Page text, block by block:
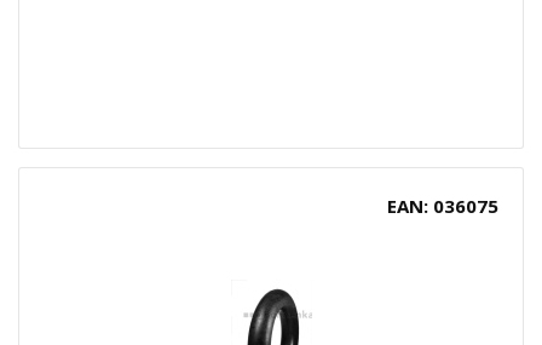
EAN: 036075